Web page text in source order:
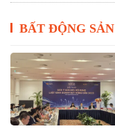
BẤT ĐỘNG SẢN